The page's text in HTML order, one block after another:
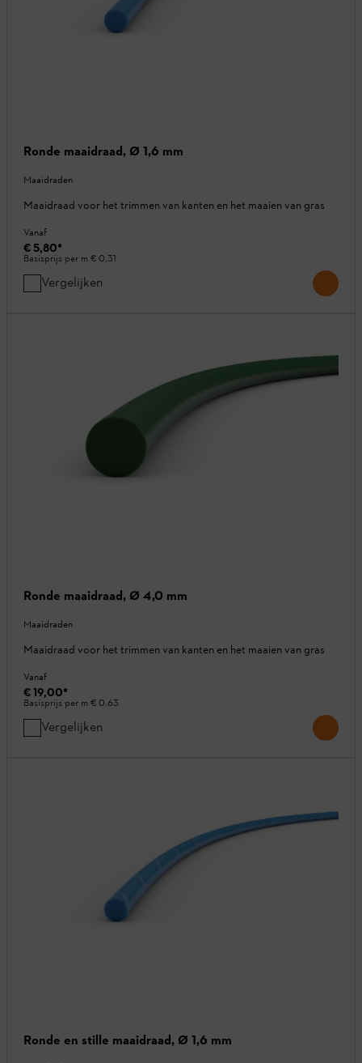
Ronde maaidraad, Ø 1,6 mm
Maaidraden
Maaidraad voor het trimmen van kanten en het maaien van gras
Vanaf
€ 5,80*
Basisprijs per m € 0,31
Vergelijken
Ronde maaidraad, Ø 4,0 mm
Maaidraden
Maaidraad voor het trimmen van kanten en het maaien van gras
Vanaf
€ 19,00*
Basisprijs per m € 0,63
Vergelijken
Ronde en stille maaidraad, Ø 1,6 mm